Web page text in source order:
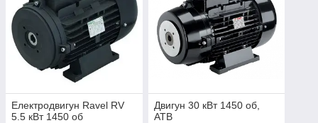
Електродвигун Ravel RV
5.5 кВт 1450 об
Двигун 30 кВт 1450 об,
ATB